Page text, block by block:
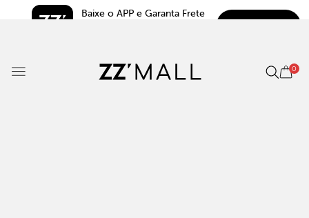
Baixe o APP e Garanta Frete
0